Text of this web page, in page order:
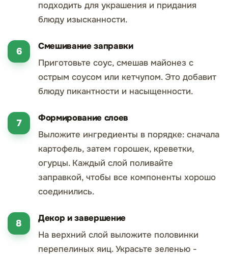
подходить для украшения и придания
блюду изысканности.
Смешивание заправки
Приготовьте соус, смешав майонез с
острым соусом или кетчупом. Это добавит
блюду пикантности и насыщенности.
Формирование слоев
Выложите ингредиенты в порядке: сначала
картофель, затем горошек, креветки,
огурцы. Каждый слой поливайте
заправкой, чтобы все компоненты хорошо
соединились.
Декор и завершение
На верхний слой выложите половинки
перепелиных яиц. Украсьте зеленью -